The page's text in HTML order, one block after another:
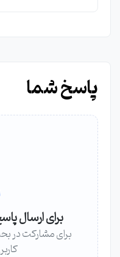
پاسخ شما
برای ارسال
برای مشارکت در